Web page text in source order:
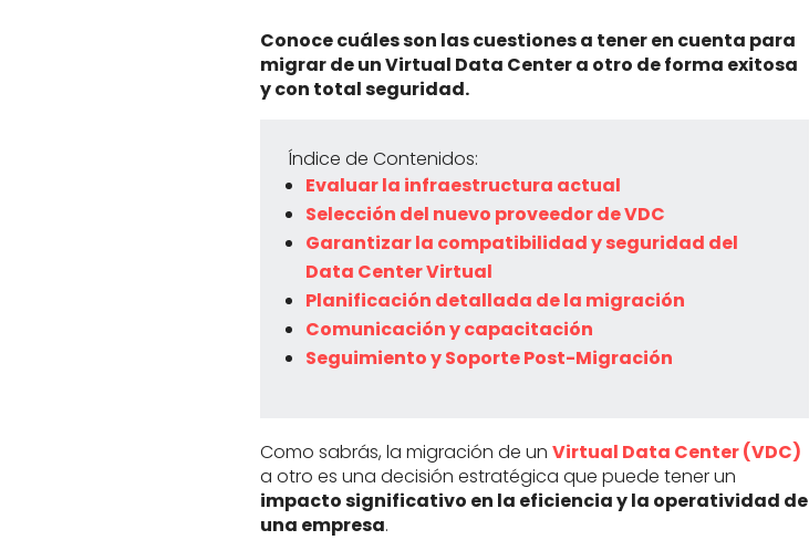
Conoce cuáles son las cuestiones a tener en cuenta para
migrar de un Virtual Data Center a otro de forma exitosa
y con total seguridad.
Índice de Contenidos:
Evaluar la infraestructura actual
Selección del nuevo proveedor de VDC
Garantizar la compatibilidad y seguridad del
Data Center Virtual
Planificación detallada de la migración
Comunicación y capacitación
Seguimiento y Soporte Post-Migración
Como sabrás, la migración de unVirtual Data Center (VDC)
a otro es una decisión estratégica que puede tener un
impacto significativo en la eficiencia y la operatividad de
una empresa.